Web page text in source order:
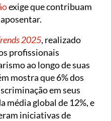
exige que contribuam
2025, realizado
profissionais
ao longo de suas
mostra que 6% dos
em seus
média global de 12%, e
iniciativas de